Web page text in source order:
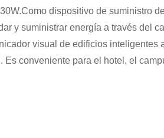
Como dispositivo de suministro
y suministrar energía a través del
visual de edificios inteligentes
conveniente para el hotel, el